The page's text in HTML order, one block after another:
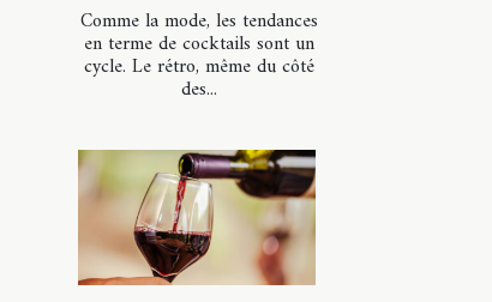
Comme la mode, les tendances
en terme de cocktails sont un
cycle. Le rétro, même du côté
des...